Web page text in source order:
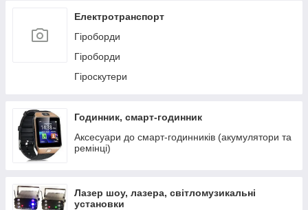
Електротранспорт
Гіроборди
Гіроборди
Гіроскутери
Годинник, смарт-годинник
Аксесуари до смарт-годинників (акумулятори та
ремінці)
Лазер шоу, лазера, світломузикальні
установки